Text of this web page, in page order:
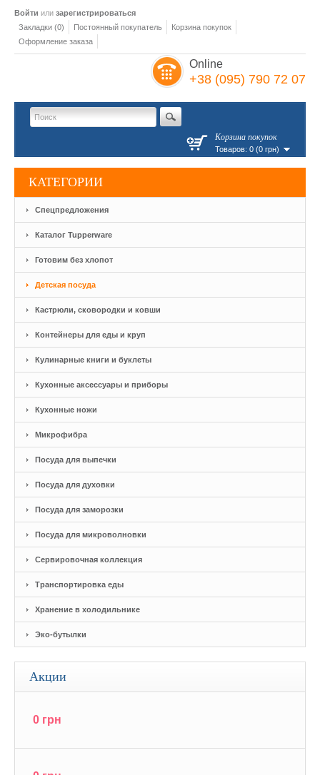
Войти или зарегистрироваться
Закладки (0)
Постоянный покупатель
Корзина покупок
Оформление заказа
Online
+38 (095) 790 72 07
Корзина покупок
Товаров: 0 (0 грн)
КАТЕГОРИИ
Спецпредложения
Каталог Tupperware
Готовим без хлопот
Детская посуда
Кастрюли, сковородки и ковши
Контейнеры для еды и круп
Кулинарные книги и буклеты
Кухонные аксессуары и приборы
Кухонные ножи
Микрофибра
Посуда для выпечки
Посуда для духовки
Посуда для заморозки
Посуда для микроволновки
Сервировочная коллекция
Транспортировка еды
Хранение в холодильнике
Эко-бутылки
Акции
0 грн